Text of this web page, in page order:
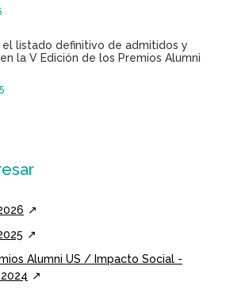
el listado definitivo de admitidos y
la V Edición de los Premios Alumni
Alumni US / Impacto Social -